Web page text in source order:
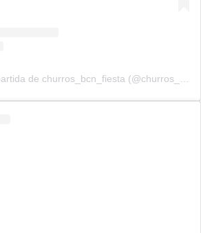
Una publicación compartida de churros_bcn_fiesta (@churros_bcn_fiesta)